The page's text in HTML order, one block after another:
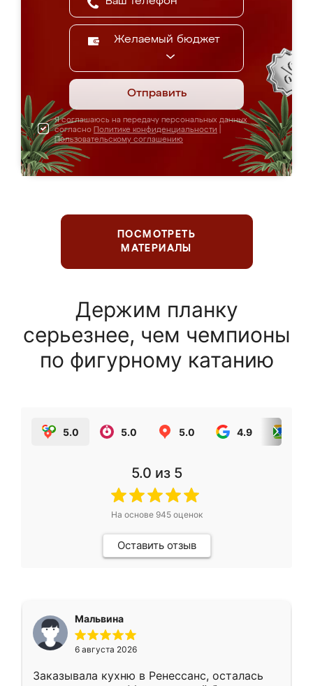
Желаемый бюджет
Отправить
Я соглашаюсь на передачу персональных данных
согласно Политике конфиденциальности
Пользовательскому соглашению
ПОСМОТРЕТЬ
МАТЕРИАЛЫ
Держим планку
серьезнее, чем чемпионы
по фигурному катанию
5.0 5.0 5.0 4.9
5.0 из 5
На основе 945оценок
Оставить отзыв
Мальвина
6 августа 2026
Заказывала кухню в Ренессанс, осталась